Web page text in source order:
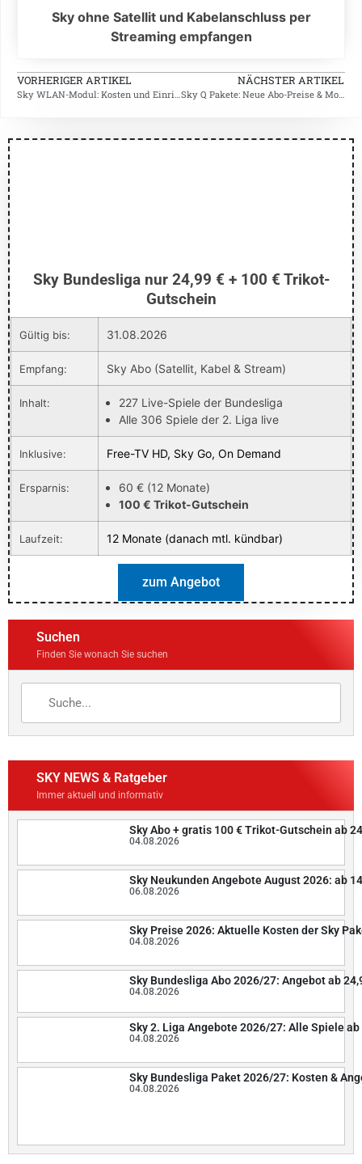
Sky ohne Satellit und Kabelanschluss per
Streaming empfangen
VORHERIGER ARTIKEL NÄCHSTER ARTIKEL
Sky Q Pakete: Neue Abo-Preise & Monats-Angebote ab 1. Juli 2020
Sky Bundesliga nur 24,99 € + 100 € Trikot-
Gutschein
Gültig bis: 31.08.2026
Empfang: Sky Abo (Satellit, Kabel & Stream)
Inhalt:
227 Live-Spiele der Bundesliga
Alle 306 Spiele der 2. Liga live
Inklusive: Free-TV HD, Sky Go, On Demand
Ersparnis:
60 € (12 Monate)
100 € Trikot-Gutschein
Laufzeit: 12 Monate (danach mtl. kündbar)
zum Angebot
Suchen
Finden Sie wonach Sie suchen
SKY NEWS & Ratgeber
Immer aktuell und informativ
Sky Abo + gratis 100 € Trikot-Gutschein ab
04.08.2026
Sky Neukunden Angebote August 2026: ab
06.08.2026
Sky Preise 2026: Aktuelle Kosten der Sky
04.08.2026
Sky Bundesliga Abo 2026/27: Angebot ab
04.08.2026
Sky 2. Liga Angebote 2026/27: Alle Spiele
04.08.2026
Sky Bundesliga Paket 2026/27: Kosten &
04.08.2026